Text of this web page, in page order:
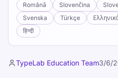
Română
Slovenčina
Svenska
Türkçe
हिन्दी
TypeLab Education Team3/6/